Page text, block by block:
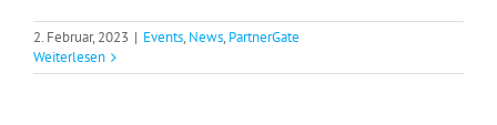
2. Februar, 2023 | Events, News, PartnerGate
Weiterlesen„Meet & Greet the Registries“ beim
PartnerGate Wiesn Event